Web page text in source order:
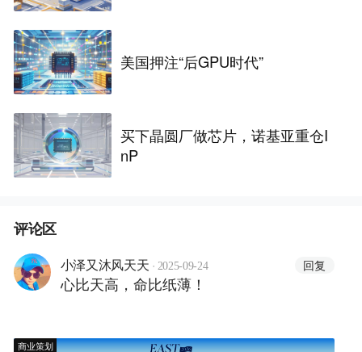
美国押注“后GPU时代”
买下晶圆厂做芯片，诺基亚重仓I
nP
评论区
小泽又沐风天天 · 2025-09-24 回复
心比天高，命比纸薄！
商业策划